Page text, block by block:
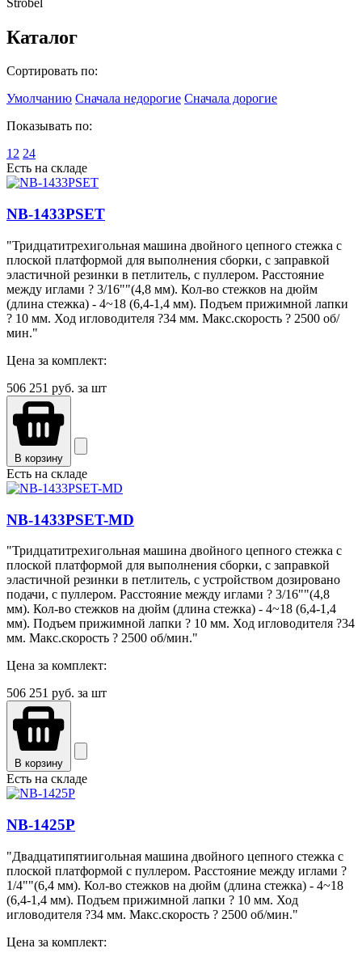
Каталог
Сортировать по:
Умолчанию Сначала недорогие Сначала дорогие
Показывать по:
12 24
Есть на складе
NB-1433PSET
"Тридцатитрехигольная машина двойного цепного стежка с
плоской платформой для выполнения сборки, с заправкой
эластичной резинки в петлитель, с пуллером. Расстояние
между иглами ? 3/16""(4,8 мм). Кол-во стежков на дюйм
(длина стежка) - 4~18 (6,4-1,4 мм). Подъем прижимной лапки
? 10 мм. Ход игловодителя ?34 мм. Макс.скорость ? 2500 об/
мин."
Цена за комплект:
506 251 руб. за шт
В корзину
Есть на складе
NB-1433PSET-MD
"Тридцатитрехигольная машина двойного цепного стежка с
плоской платформой для выполнения сборки, с заправкой
эластичной резинки в петлитель, с устройством дозировано
подачи, с пуллером. Расстояние между иглами ? 3/16""(4,8
мм). Кол-во стежков на дюйм (длина стежка) - 4~18 (6,4-1,4
мм). Подъем прижимной лапки ? 10 мм. Ход игловодителя ?34
мм. Макс.скорость ? 2500 об/мин."
Цена за комплект:
506 251 руб. за шт
В корзину
Есть на складе
NB-1425P
"Двадцатипятиигольная машина двойного цепного стежка с
плоской платформой с пуллером. Расстояние между иглами ?
1/4""(6,4 мм). Кол-во стежков на дюйм (длина стежка) - 4~18
(6,4-1,4 мм). Подъем прижимной лапки ? 10 мм. Ход
игловодителя ?34 мм. Макс.скорость ? 2500 об/мин."
Цена за комплект: